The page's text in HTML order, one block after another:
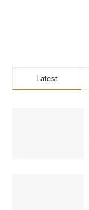
Latest